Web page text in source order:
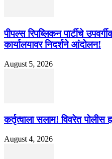
पीपल्स रिपब्लिकन पार्टीचे
कार्यालयावर निदर्शने आंदोलन!
August 5, 2026
कर्तृत्वाला सलाम! विवरेत पोलीस
August 4, 2026